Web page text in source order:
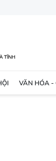
VĂN HÓA -